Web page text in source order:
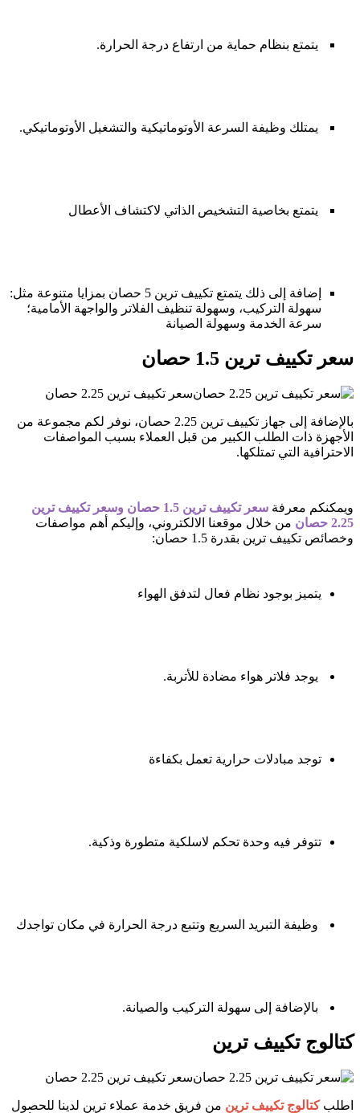
يتمتع بنظام حماية من ارتفاع درجة الحرارة.
يمتلك وظيفة السرعة الأوتوماتيكية والتشغيل الأوتوماتيكي.
يتمتع بخاصية التشخيص الذاتي لاكتشاف الأعطال
إضافة إلى ذلك يتمتع تكييف ترين 5 حصان بمزايا متنوعة مثل:
سهولة التركيب، وسهولة تنظيف الفلاتر والواجهة الأمامية؛
سرعة الخدمة وسهولة الصيانة
سعر تكييف ترين 1.5 حصان
سعر تكييف ترين 2.25 حصان
بالإضافة إلى جهاز تكييف ترين 2.25 حصان، نوفر لكم مجموعة من
الأجهزة ذات الطلب الكبير من قبل العملاء بسبب المواصفات
الاحترافية التي تمتلكها.
ويمكنكم معرفة سعر تكييف ترين 1.5 حصان
وسعر تكييف ترين
2.25 حصان
من خلال موقعنا الالكتروني، وإليكم أهم مواصفات
وخصائص تكييف ترين بقدرة 1.5 حصان:
يتميز بوجود نظام فعال لتدفق الهواء
يوجد فلاتر هواء مضادة للأتربة.
توجد مبادلات حرارية تعمل بكفاءة
تتوفر فيه وحدة تحكم لاسلكية متطورة وذكية.
وظيفة التبريد السريع وتتبع درجة الحرارة في مكان تواجدك
بالإضافة إلى سهولة التركيب والصيانة.
كتالوج تكييف ترين
سعر تكييف ترين 2.25 حصان
اطلبكتالوج تكييف ترين من فريق خدمة عملاء ترين لدينا للحصول